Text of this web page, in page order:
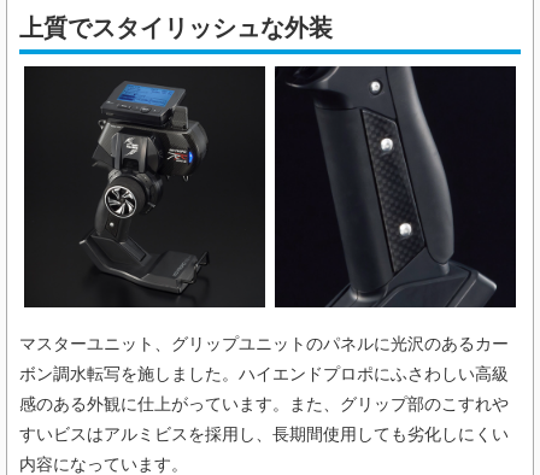
上質でスタイリッシュな外装
マスターユニット、グリップユニットのパネルに光沢のあるカー
ボン調水転写を施しました。ハイエンドプロポにふさわしい高級
感のある外観に仕上がっています。また、グリップ部のこすれや
すいビスはアルミビスを採用し、長期間使用しても劣化しにくい
内容になっています。